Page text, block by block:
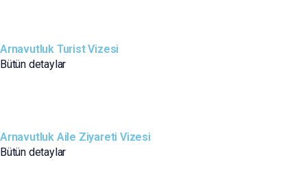
Arnavutluk Turist Vizesi
Bütün detaylar
Arnavutluk Aile Ziyareti Vizesi
Bütün detaylar